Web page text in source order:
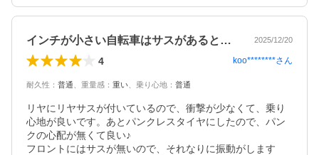
インチが小さい自転車はサスがあると良い。 2025/12/20
4 koo********さん
耐久性 ： 普通 重量感 ： 重い 乗り心地 ： 普通
リヤにリヤサスが付いているので、衝撃が少なくて、乗り
心地が良いです。あとパンクレスタイヤにしたので、パン
クの心配が無くて良い♪
フロントにはサスが無いので、それなりに振動がします